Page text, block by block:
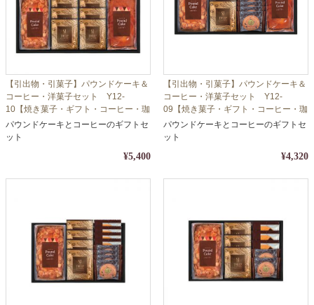
【引出物・引菓子】パウンドケーキ＆
コーヒー・洋菓子セット Y12-
10【焼き菓子・ギフト・コーヒー・珈
琲】【包装・熨斗対応】
パウンドケーキとコーヒーのギフトセ
ット
¥5,400
【引出物・引菓子】パウンドケーキ＆
コーヒー・洋菓子セット Y12-
09【焼き菓子・ギフト・コーヒー・珈
琲】【包装・熨斗対応】
パウンドケーキとコーヒーのギフトセ
ット
¥4,320